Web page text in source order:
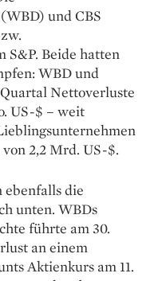
und CBS
S&P. Beide hatten
WBD und
Nettoverluste
US-$ – weit
2,2 Mrd. US-$.
ebenfalls die
unten. WBDs
führte am 30.
an einem
Aktienkurs am 11.